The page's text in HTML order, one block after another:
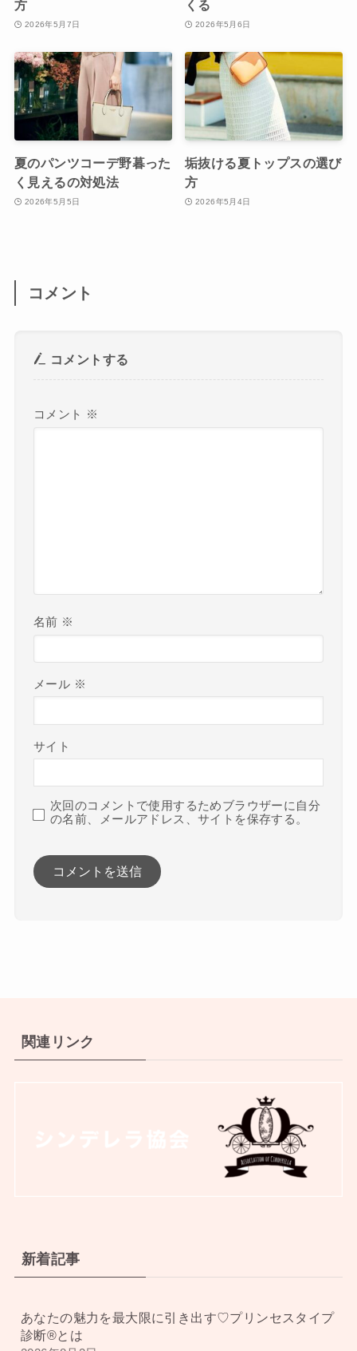
方
2026年5月7日
くる
2026年5月6日
夏のパンツコーデ野暮った
く見えるの対処法
2026年5月5日
垢抜ける夏トップスの選び
方
2026年5月4日
コメント
コメントする
コメント ※
名前 ※
メール ※
サイト
次回のコメントで使用するためブラウザーに自分
の名前、メールアドレス、サイトを保存する。
関連リンク
新着記事
あなたの魅力を最大限に引き出す♡プリンセスタイプ
診断®︎とは